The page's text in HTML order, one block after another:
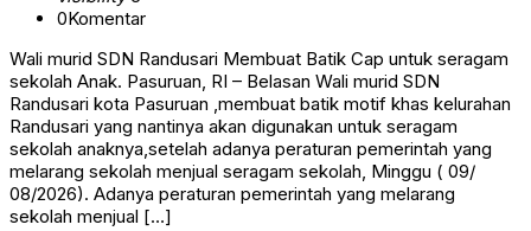
0Komentar
Wali murid SDN Randusari Membuat Batik Cap untuk seragam
sekolah Anak. Pasuruan, RI – Belasan Wali murid SDN
Randusari kota Pasuruan ,membuat batik motif khas kelurahan
Randusari yang nantinya akan digunakan untuk seragam
sekolah anaknya,setelah adanya peraturan pemerintah yang
melarang sekolah menjual seragam sekolah, Minggu ( 09/
08/2026). Adanya peraturan pemerintah yang melarang
sekolah menjual […]